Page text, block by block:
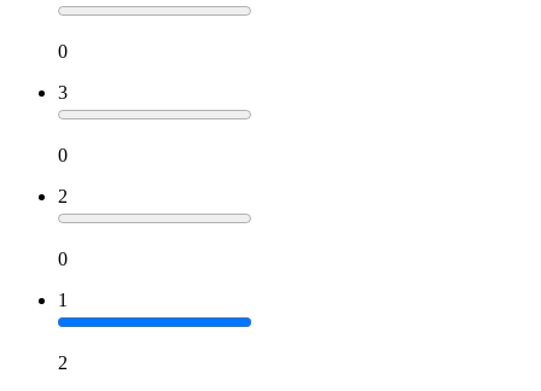
0
3
0
2
0
1
2